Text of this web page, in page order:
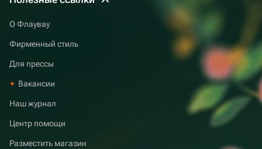
О Флаувау
Фирменный стиль
Для прессы
Вакансии
Наш журнал
Центр помощи
Разместить магазин